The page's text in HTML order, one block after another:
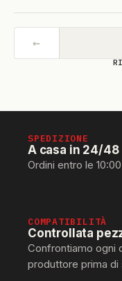
←
SPEDIZIONE
A casa in 24/48
Ordini entro le
COMPATIBILITÀ
Controllata
Confrontiamo ogni
produttore prima di